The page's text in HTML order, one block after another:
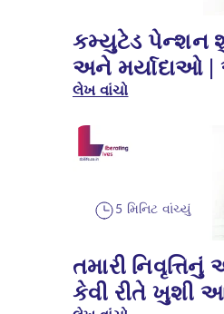
કમ્યુટેડ પેન્શન
અને મર્યાદાઓ
લેખ વાંચો
5 મિનિટ વાંચ્યું
તમારી
કેવી રીતે ખુશી